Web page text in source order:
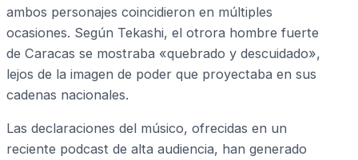
ambos personajes coincidieron en múltiples
ocasiones. Según Tekashi, el otrora hombre fuerte
de Caracas se mostraba «quebrado y descuidado»,
lejos de la imagen de poder que proyectaba en sus
cadenas nacionales.
Las declaraciones del músico, ofrecidas en un
reciente podcast de alta audiencia, han generado